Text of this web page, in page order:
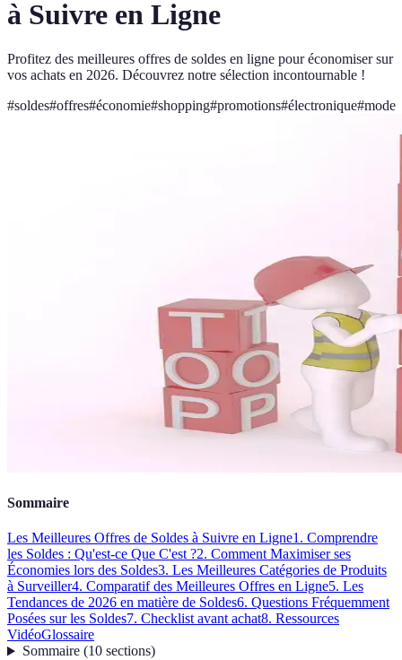
à Suivre en Ligne
Profitez des meilleures offres de soldes en ligne pour économiser sur
vos achats en 2026. Découvrez notre sélection incontournable !
#soldes#offres#économie#shopping#promotions#électronique#mode
Sommaire
Les Meilleures Offres de Soldes à Suivre en Ligne1. Comprendre
les Soldes : Qu'est-ce Que C'est ?2. Comment Maximiser ses
Économies lors des Soldes3. Les Meilleures Catégories de Produits
à Surveiller4. Comparatif des Meilleures Offres en Ligne5. Les
Tendances de 2026 en matière de Soldes6. Questions Fréquemment
Posées sur les Soldes7. Checklist avant achat8. Ressources
VidéoGlossaire
Sommaire(10 sections)